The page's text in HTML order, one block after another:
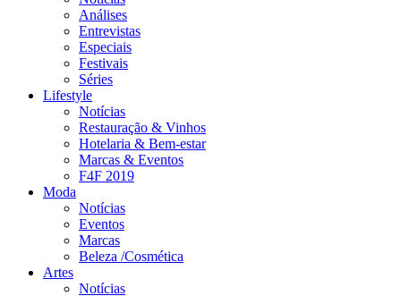
Análises
Entrevistas
Especiais
Festivais
Séries
Lifestyle
Notícias
Restauração & Vinhos
Hotelaria & Bem-estar
Marcas & Eventos
F4F 2019
Moda
Notícias
Eventos
Marcas
Beleza /Cosmética
Artes
Notícias